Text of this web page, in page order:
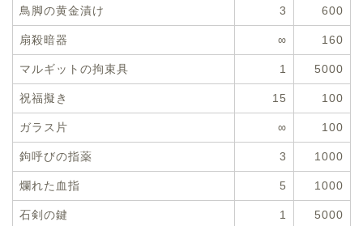
鳥脚の黄金漬け 3 600
扇殺暗器 ∞ 160
マルギットの拘束具 1 5000
祝福擬き 15 100
ガラス片 ∞ 100
鉤呼びの指薬 3 1000
爛れた血指 5 1000
石剣の鍵 1 5000